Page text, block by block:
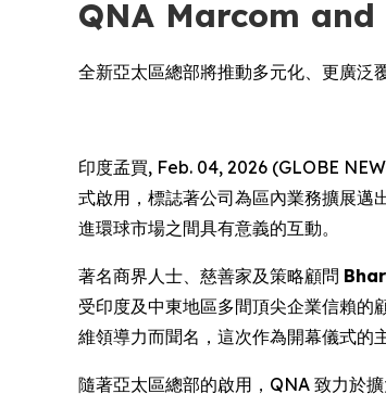
QNA Marcom and
全新亞太區總部將推動多元化、更廣泛
印度孟買, Feb. 04, 2026 (GLOBE
式啟用，標誌著公司為區內業務擴展邁
進環球市場之間具有意義的互動。
著名商界人士、慈善家及策略顧問
受印度及中東地區多間頂尖企業信賴
維領導力而聞名，這次作為開幕儀式的
隨著亞太區總部的啟用，QNA 致力於